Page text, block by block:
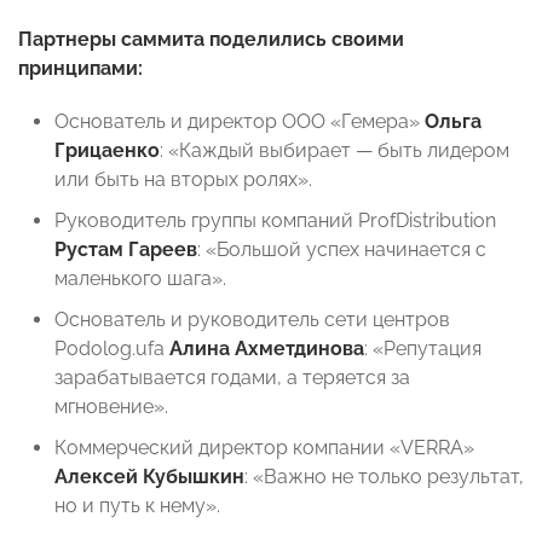
Партнеры саммита поделились своими
принципами:
Основатель и директор ООО «Гемера» Ольга
Грицаенко: «Каждый выбирает — быть лидером
или быть на вторых ролях».
Руководитель группы компаний ProfDistribution
Рустам Гареев: «Большой успех начинается с
маленького шага».
Основатель и руководитель сети центров
Podolog.ufa Алина Ахметдинова: «Репутация
зарабатывается годами, а теряется за
мгновение».
Коммерческий директор компании «VERRA»
Алексей Кубышкин: «Важно не только результат,
но и путь к нему».